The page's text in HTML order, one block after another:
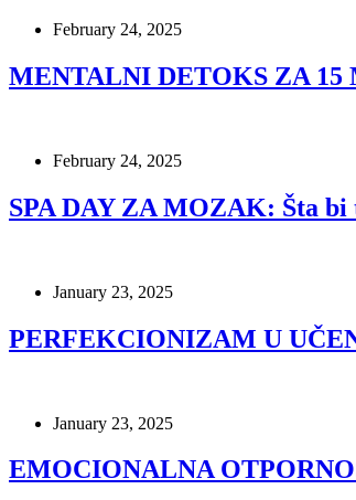
February 24, 2025
MENTALNI DETOKS ZA 15
February 24, 2025
SPA DAY ZA MOZAK: Šta bi
January 23, 2025
PERFEKCIONIZAM U
January 23, 2025
EMOCIONALNA